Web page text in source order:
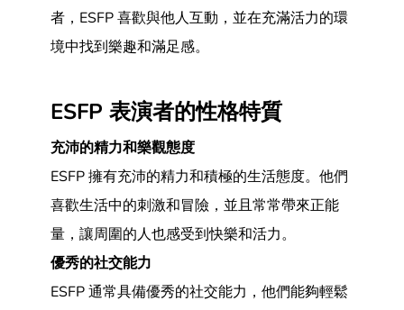
者，ESFP 喜歡與他人互動，並在充滿活力的環
境中找到樂趣和滿足感。
ESFP 表演者的性格特質
充沛的精力和樂觀態度
ESFP 擁有充沛的精力和積極的生活態度。他們
喜歡生活中的刺激和冒險，並且常常帶來正能
量，讓周圍的人也感受到快樂和活力。
優秀的社交能力
ESFP 通常具備優秀的社交能力，他們能夠輕鬆